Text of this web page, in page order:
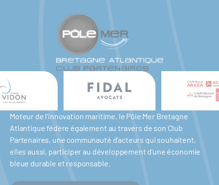
Moteur de l'innovation maritime, le Pôle Mer Bretagne
Atlantique fédère également au travers de son Club
Partenaires, une communauté d'acteurs qui souhaitent,
elles aussi, participer au développement d'une économie
bleue durable et responsable.